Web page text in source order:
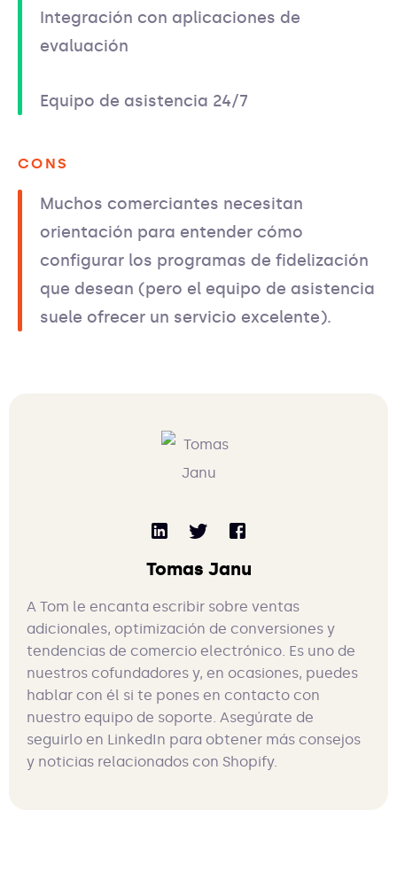
Integración con aplicaciones de
evaluación
Equipo de asistencia 24/7
CONS
Muchos comerciantes necesitan
orientación para entender cómo
configurar los programas de fidelización
que desean (pero el equipo de asistencia
suele ofrecer un servicio excelente).
Tomas Janu
A Tom le encanta escribir sobre ventas
adicionales, optimización de conversiones y
tendencias de comercio electrónico. Es uno de
nuestros cofundadores y, en ocasiones, puedes
hablar con él si te pones en contacto con
nuestro equipo de soporte. Asegúrate de
seguirlo en LinkedIn para obtener más consejos
y noticias relacionados con Shopify.